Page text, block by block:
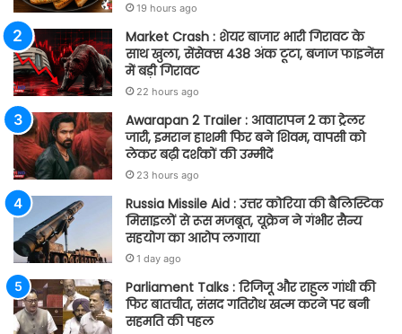
19 hours ago
Market Crash : शेयर बाजार भारी गिरावट के
साथ खुला, सेंसेक्स 438 अंक टूटा, बजाज फाइनेंस
में बड़ी गिरावट
22 hours ago
Awarapan 2 Trailer : आवारापन 2 का ट्रेलर
जारी, इमरान हाशमी फिर बने शिवम, वापसी को
लेकर बढ़ी दर्शकों की उम्मीदें
23 hours ago
Russia Missile Aid : उत्तर कोरिया की बैलिस्टिक
मिसाइलों से रूस मजबूत, यूक्रेन ने गंभीर सैन्य
सहयोग का आरोप लगाया
1 day ago
Parliament Talks : रिजिजू और राहुल गांधी की
फिर बातचीत, संसद गतिरोध खत्म करने पर बनी
सहमति की पहल